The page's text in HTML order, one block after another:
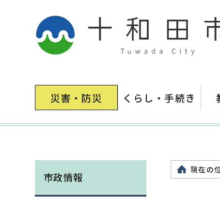
災害・防災 くらし・手続き
現在の
市政情報